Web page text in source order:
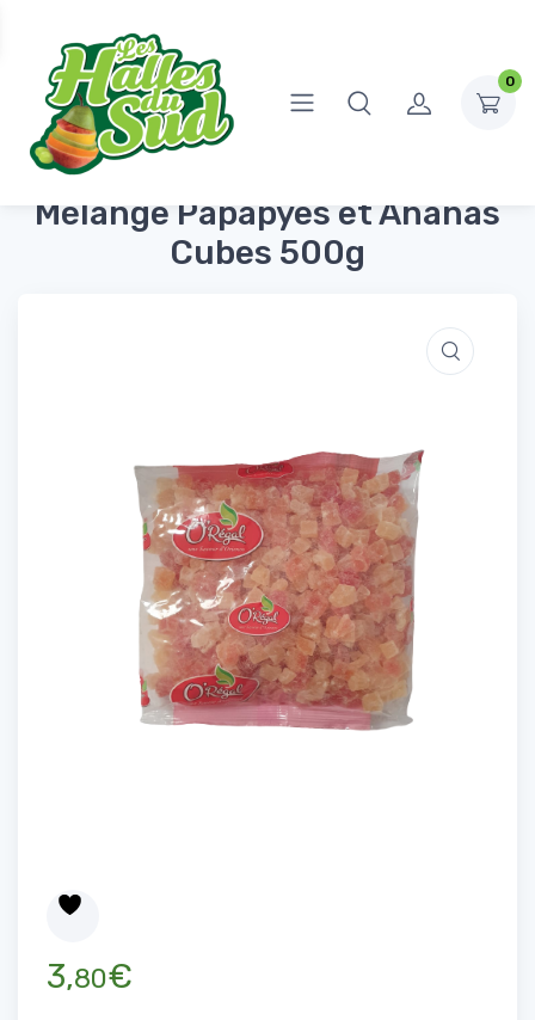
0
Accueil
Fruits Secs
Mélange Papapyes et Ananas Cubes 500g
Mélange Papapyes et Ananas
Cubes 500g
3,80€